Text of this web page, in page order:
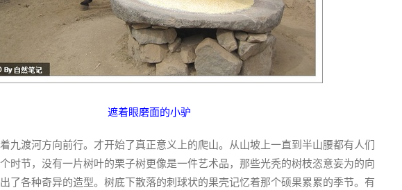
遮着眼磨面的小驴
九渡河方向前行。才开始了真正意义上的爬山。从山坡上一直到半山腰都有人们
时节，没有一片树叶的栗子树更像是一件艺术品，那些光秃的树枝恣意妄为的向
了各种奇异的造型。树底下散落的刺球状的果壳记忆着那个硕果累累的季节。有